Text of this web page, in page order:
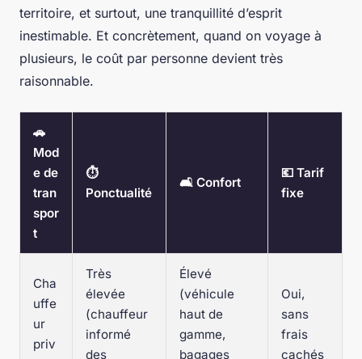
territoire, et surtout, une tranquillité d’esprit
inestimable. Et concrètement, quand on voyage à
plusieurs, le coût par personne devient très
raisonnable.
🚗
Mod
e de
tran
spor
t
⏱️
Ponctualité
🛋️ Confort
💶 Tarif
fixe
Cha
uffe
ur
priv
Très
élevée
(chauffeur
informé
des
Élevé
(véhicule
haut de
gamme,
bagages
Oui,
sans
frais
cachés